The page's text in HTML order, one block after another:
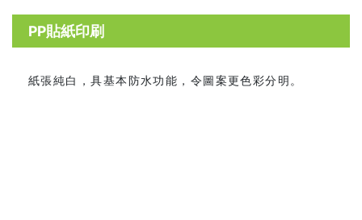
PP貼紙印刷
紙張純白，具基本防水功能，令圖案更色彩分明。